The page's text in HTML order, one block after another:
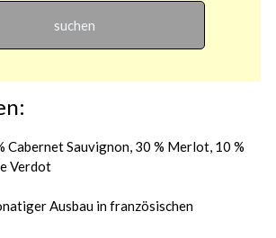
Cabernet Sauvignon, 30 % Merlot, 10 %
Verdot
Ausbau in französischen